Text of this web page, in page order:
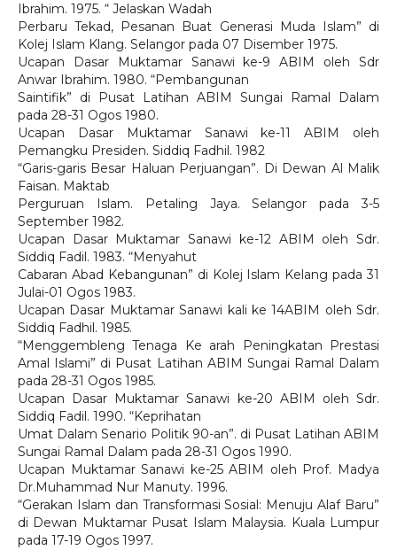
Ibrahim. 1975. “ Jelaskan Wadah
Perbaru Tekad, Pesanan Buat Generasi Muda Islam” di
Kolej Islam Klang. Selangor pada 07 Disember 1975.
Ucapan Dasar Muktamar Sanawi ke-9 ABIM oleh Sdr
Anwar Ibrahim. 1980. “Pembangunan
Saintifik” di Pusat Latihan ABIM Sungai Ramal Dalam
pada 28-31 Ogos 1980.
Ucapan Dasar Muktamar Sanawi ke-11 ABIM oleh
Pemangku Presiden. Siddiq Fadhil. 1982
“Garis-garis Besar Haluan Perjuangan”. Di Dewan Al Malik
Faisan. Maktab
Perguruan Islam. Petaling Jaya. Selangor pada 3-5
September 1982.
Ucapan Dasar Muktamar Sanawi ke-12 ABIM oleh Sdr.
Siddiq Fadil. 1983. “Menyahut
Cabaran Abad Kebangunan” di Kolej Islam Kelang pada 31
Julai-01 Ogos 1983.
Ucapan Dasar Muktamar Sanawi kali ke 14ABIM oleh Sdr.
Siddiq Fadhil. 1985.
“Menggembleng Tenaga Ke arah Peningkatan Prestasi
Amal Islami” di Pusat Latihan ABIM Sungai Ramal Dalam
pada 28-31 Ogos 1985.
Ucapan Dasar Muktamar Sanawi ke-20 ABIM oleh Sdr.
Siddiq Fadil. 1990. “Keprihatan
Umat Dalam Senario Politik 90-an”. di Pusat Latihan ABIM
Sungai Ramal Dalam pada 28-31 Ogos 1990.
Ucapan Muktamar Sanawi ke-25 ABIM oleh Prof. Madya
Dr.Muhammad Nur Manuty. 1996.
“Gerakan Islam dan Transformasi Sosial: Menuju Alaf Baru”
di Dewan Muktamar Pusat Islam Malaysia. Kuala Lumpur
pada 17-19 Ogos 1997.